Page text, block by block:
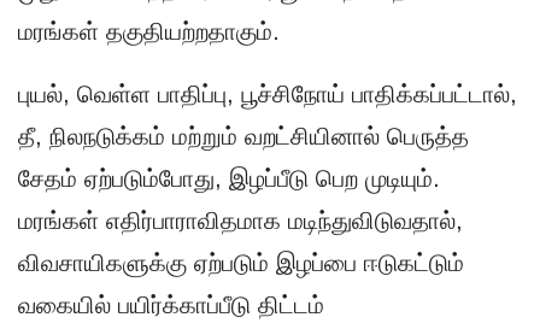
மரங்கள் தகுதியற்றதாகும்.
புயல், வெள்ள பாதிப்பு, பூச்சிநோய் பாதிக்கப்பட்டால்,
தீ, நிலநடுக்கம் மற்றும் வறட்சியினால் பெருத்த
சேதம் ஏற்படும்போது, இழப்பீடு பெற முடியும்.
மரங்கள் எதிர்பாராவிதமாக மடிந்துவிடுவதால்,
விவசாயிகளுக்கு ஏற்படும் இழப்பை ஈடுகட்டும்
வகையில் பயிர்க்காப்பீடு திட்டம்